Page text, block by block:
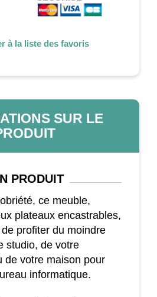
à la liste des favoris
SUR LE
PRODUIT
ce meuble,
plateaux encastrables,
profiter du moindre
studio, de votre
de votre maison pour
informatique.